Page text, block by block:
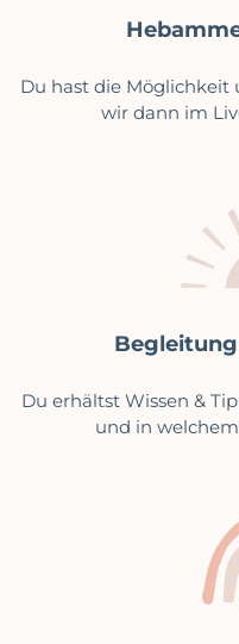
Du hast die Möglichkeit
wir dann im
Du erhältst Wissen &
und in